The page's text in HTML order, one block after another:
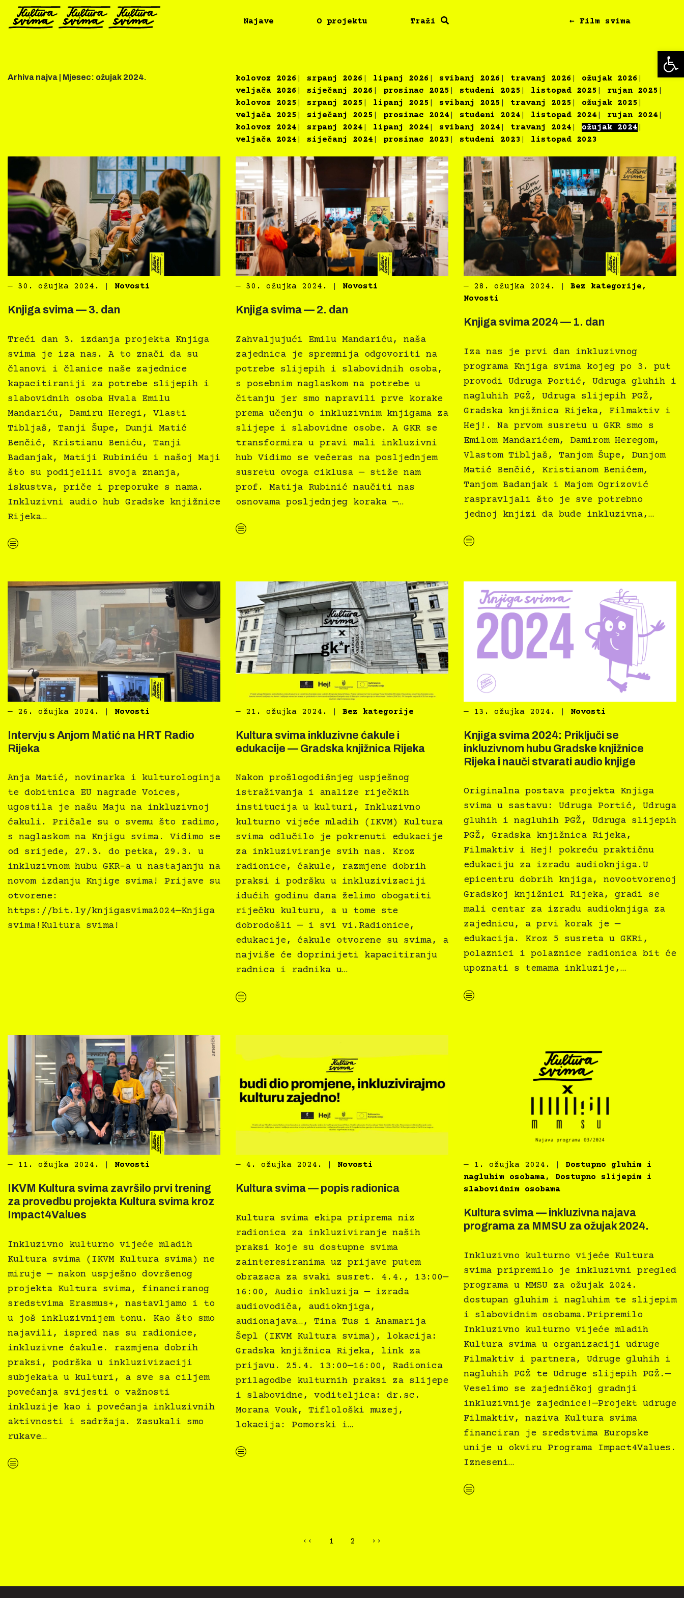
Preskoči
sadržaj
Najave O projektu ← Film svima
Traži
Arhiva najva | Mjesec: ožujak 2024. kolovoz 2026 srpanj 2026 lipanj 2026 svibanj 2026 travanj 2026
ožujak 2026
veljača 2026
siječanj 2026 prosinac 2025 studeni 2025 listopad 2025
rujan 2025
kolovoz 2025
srpanj 2025 lipanj 2025 svibanj 2025 travanj 2025
ožujak 2025
veljača 2025
siječanj 2025 prosinac 2024 studeni 2024 listopad 2024
rujan 2024
kolovoz 2024
srpanj 2024 lipanj 2024 svibanj 2024 travanj 2024
ožujak 2024
veljača 2024
siječanj 2024 prosinac 2023 studeni 2023 listopad 2023
― 30. ožujka 2024. Novosti
Knjiga svima — 3. dan
Treći dan 3. izdanja projekta Knjiga
svima je iza nas. A to znači da su
članovi i članice naše zajednice
kapacitiraniji za potrebe slijepih i
slabovidnih osoba Hvala Emilu
Mandariću, Damiru Heregi, Vlasti
Tibljaš, Tanji Šupe, Dunji Matić
Benčić, Kristianu Beniću, Tanji
Badanjak, Matiji Rubiniću i našoj Maji
što su podijelili svoja znanja,
iskustva, priče i preporuke s nama.
Inkluzivni audio hub Gradske knjižnice
Rijeka…
“Knjiga svima — 3. dan”
― 30. ožujka 2024. Novosti
Knjiga svima — 2. dan
Zahvaljujući Emilu Mandariću, naša
zajednica je spremnija odgovoriti na
potrebe slijepih i slabovidnih osoba,
s posebnim naglaskom na potrebe u
čitanju jer smo napravili prve korake
prema učenju o inkluzivnim knjigama za
slijepe i slabovidne osobe. A GKR se
transformira u pravi mali inkluzivni
hub Vidimo se večeras na posljednjem
susretu ovoga ciklusa — stiže nam
prof. Matija Rubinić naučiti nas
osnovama posljednjeg koraka —…
“Knjiga svima — 2. dan”
― 28. ožujka 2024. Bez kategorije ,
Novosti
Knjiga svima 2024 — 1. dan
Iza nas je prvi dan inkluzivnog
programa Knjiga svima kojeg po 3. put
provodi Udruga Portić, Udruga gluhih i
nagluhih PGŽ, Udruga slijepih PGŽ,
Gradska knjižnica Rijeka, Filmaktiv i
Hej!. Na prvom susretu u GKR smo s
Emilom Mandarićem, Damirom Heregom,
Vlastom Tibljaš, Tanjom Šupe, Dunjom
Matić Benčić, Kristianom Benićem,
Tanjom Badanjak i Majom Ogrizović
raspravljali što je sve potrebno
jednoj knjizi da bude inkluzivna,…
“Knjiga svima 2024 — 1. dan”
― 26. ožujka 2024. Novosti
Intervju s Anjom Matić na HRT Radio
Rijeka
Anja Matić, novinarka i kulturologinja
te dobitnica EU nagrade Voices,
ugostila je našu Maju na inkluzivnoj
ćakuli. Pričale su o svemu što radimo,
s naglaskom na Knjigu svima. Vidimo se
od srijede, 27.3. do petka, 29.3. u
inkluzivnom hubu GKR-a u nastajanju na
novom izdanju Knjige svima! Prijave su
otvorene:
https://bit.ly/knjigasvima2024—Knjiga
svima!Kultura svima!
― 21. ožujka 2024. Bez kategorije
Kultura svima inkluzivne ćakule i
edukacije — Gradska knjižnica Rijeka
Nakon prošlogodišnjeg uspješnog
istraživanja i analize riječkih
institucija u kulturi, Inkluzivno
kulturno vijeće mladih (IKVM) Kultura
svima odlučilo je pokrenuti edukacije
za inkluziviranje svih nas. Kroz
radionice, ćakule, razmjene dobrih
praksi i podršku u inkluzivizaciji
idućih godinu dana želimo obogatiti
riječku kulturu, a u tome ste
dobrodošli — i svi vi.Radionice,
edukacije, ćakule otvorene su svima, a
najviše će doprinijeti kapacitiranju
radnica i radnika u…
“Kultura svima inkluzivne ćakule i edukacije — Gradska knjižnica Rijeka”
― 13. ožujka 2024. Novosti
Knjiga svima 2024: Priključi se
inkluzivnom hubu Gradske knjižnice
Rijeka i nauči stvarati audio knjige
Originalna postava projekta Knjiga
svima u sastavu: Udruga Portić, Udruga
gluhih i nagluhih PGŽ, Udruga slijepih
PGŽ, Gradska knjižnica Rijeka,
Filmaktiv i Hej! pokreću praktičnu
edukaciju za izradu audioknjiga.U
epicentru dobrih knjiga, novootvorenoj
Gradskoj knjižnici Rijeka, gradi se
mali centar za izradu audioknjiga za
zajednicu, a prvi korak je —
edukacija. Kroz 5 susreta u GKRi,
polaznici i polaznice radionica bit će
upoznati s temama inkluzije,…
“Knjiga svima 2024: Priključi se inkluzivnom hubu Gradske knjižnice Rijeka i nauči stvarati audio knjige”
― 11. ožujka 2024. Novosti
IKVM Kultura svima završilo prvi trening
za provedbu projekta Kultura svima kroz
Impact4Values
Inkluzivno kulturno vijeće mladih
Kultura svima (IKVM Kultura svima) ne
miruje — nakon uspješno dovršenog
projekta Kultura svima, financiranog
sredstvima Erasmus+, nastavljamo i to
u još inkluzivnijem tonu. Kao što smo
najavili, ispred nas su radionice,
inkluzivne ćakule. razmjena dobrih
praksi, podrška u inkluzivizaciji
subjekata u kulturi, a sve sa ciljem
povećanja svijesti o važnosti
inkluzije kao i povećanja inkluzivnih
aktivnosti i sadržaja. Zasukali smo
rukave…
“IKVM Kultura svima završilo prvi trening za provedbu projekta Kultura svima kroz Impact4Values”
― 4. ožujka 2024. Novosti
Kultura svima — popis radionica
Kultura svima ekipa priprema niz
radionica za inkluziviranje naših
praksi koje su dostupne svima
zainteresiranima uz prijave putem
obrazaca za svaki susret. 4.4., 13:00—
16:00, Audio inkluzija — izrada
audiovodiča, audioknjiga,
audionajava…, Tina Tus i Anamarija
Šepl (IKVM Kultura svima), lokacija:
Gradska knjižnica Rijeka, link za
prijavu. 25.4. 13:00—16:00, Radionica
prilagodbe kulturnih praksi za slijepe
i slabovidne, voditeljica: dr.sc.
Morana Vouk, Tiflološki muzej,
lokacija: Pomorski i…
“Kultura svima — popis radionica”
― 1. ožujka 2024.
Dostupno gluhim i
nagluhim osobama, Dostupno slijepim i
slabovidnim osobama
Kultura svima — inkluzivna najava
programa za MMSU za ožujak 2024.
Inkluzivno kulturno vijeće Kultura
svima pripremilo je inkluzivni pregled
programa u MMSU za ožujak 2024.
dostupan gluhim i nagluhim te slijepim
i slabovidnim osobama.Pripremilo
Inkluzivno kulturno vijeće mladih
Kultura svima u organizaciji udruge
Filmaktiv i partnera, Udruge gluhih i
nagluhih PGŽ te Udruge slijepih PGŽ.—
Veselimo se zajedničkoj gradnji
inkluzivnije zajednice!—Projekt udruge
Filmaktiv, naziva Kultura svima
financiran je sredstvima Europske
unije u okviru Programa Impact4Values.
Izneseni…
“Kultura svima — inkluzivna najava programa za MMSU za ožujak 2024.”
‹‹ 1 2 ››